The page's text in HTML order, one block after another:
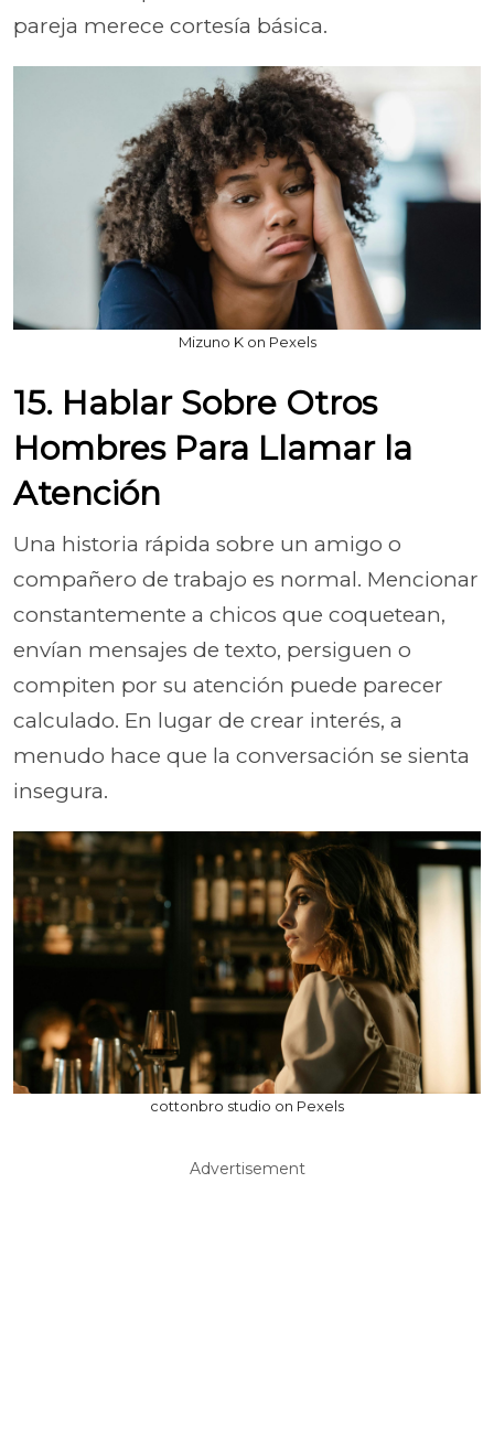
pareja merece cortesía básica.
Mizuno K on Pexels
15. Hablar Sobre Otros
Hombres Para Llamar la
Atención
Una historia rápida sobre un amigo o
compañero de trabajo es normal. Mencionar
constantemente a chicos que coquetean,
envían mensajes de texto, persiguen o
compiten por su atención puede parecer
calculado. En lugar de crear interés, a
menudo hace que la conversación se sienta
insegura.
cottonbro studio on Pexels
Advertisement